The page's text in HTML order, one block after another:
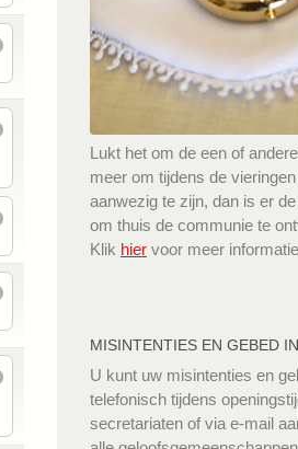
Lukt het om de een of
meer om tijdens de
aanwezig te zijn, dan is er
om thuis de communie te
Klik hier voor meer
MISINTENTIES EN GEBED
U kunt uw misintenties en
telefonisch tijdens
secretariaten of via e-mail